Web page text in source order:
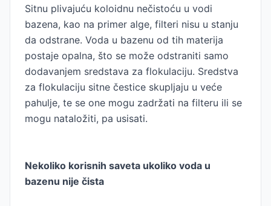
Sitnu plivajuću koloidnu nečistoću u vodi
bazena, kao na primer alge, filteri nisu u stanju
da odstrane. Voda u bazenu od tih materija
postaje opalna, što se može odstraniti samo
dodavanjem sredstava za flokulaciju. Sredstva
za flokulaciju sitne čestice skupljaju u veće
pahulje, te se one mogu zadržati na filteru ili se
mogu nataložiti, pa usisati.
Nekoliko korisnih saveta ukoliko voda u
bazenu nije čista